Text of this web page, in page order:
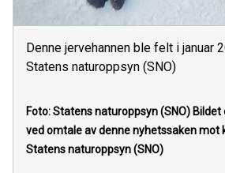
Denne jervehannen ble felt i januar
Statens naturoppsyn (SNO)
Foto: Statens naturoppsyn (SNO) Bildet
ved omtale av denne nyhetssaken mot
Statens naturoppsyn (SNO)